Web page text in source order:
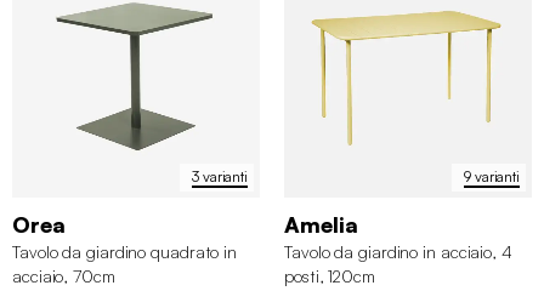
3 varianti
Orea
Tavolo da giardino quadrato in
acciaio, 70cm
9 varianti
Amelia
Tavolo da giardino in acciaio, 4
posti, 120cm